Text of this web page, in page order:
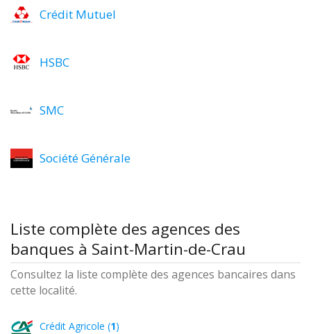
Crédit Mutuel
HSBC
SMC
Société Générale
Liste complète des agences des
banques à Saint-Martin-de-Crau
Consultez la liste complète des agences bancaires dans
cette localité.
Crédit Agricole (1)